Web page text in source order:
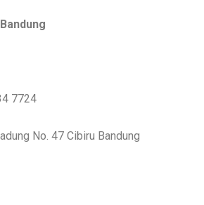
7724
No. 47 Cibiru Bandung